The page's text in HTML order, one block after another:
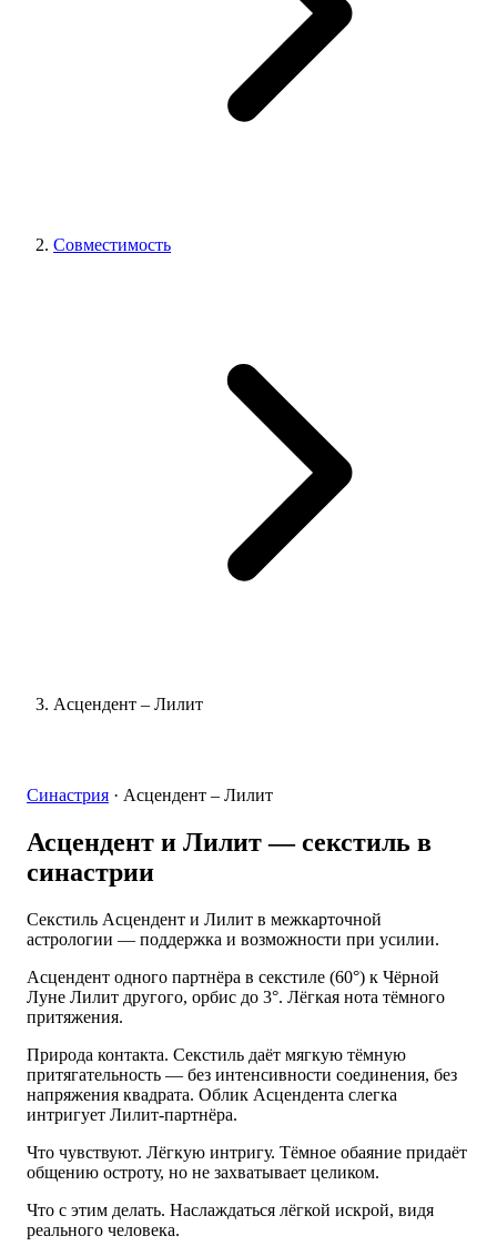
Совместимость
Асцендент – Лилит
Синастрия · Асцендент – Лилит
Асцендент и Лилит— секстиль в
синастрии
Секстиль Асцендент и Лилит в межкарточной
астрологии — поддержка и возможности при усилии.
Асцендент одного партнёра в секстиле (60°) к Чёрной
Луне Лилит другого, орбис до 3°. Лёгкая нота тёмного
притяжения.
Природа контакта. Секстиль даёт мягкую тёмную
притягательность — без интенсивности соединения, без
напряжения квадрата. Облик Асцендента слегка
интригует Лилит-партнёра.
Что чувствуют. Лёгкую интригу. Тёмное обаяние придаёт
общению остроту, но не захватывает целиком.
Что с этим делать. Наслаждаться лёгкой искрой, видя
реального человека.